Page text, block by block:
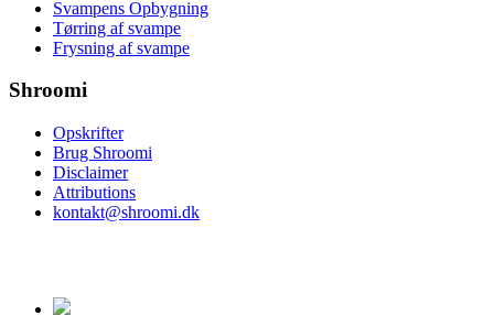
Svampens Opbygning
Tørring af svampe
Frysning af svampe
Shroomi
Opskrifter
Brug Shroomi
Disclaimer
Attributions
kontakt@shroomi.dk